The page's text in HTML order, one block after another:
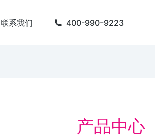
联系我们 400-990-9223
产品中心